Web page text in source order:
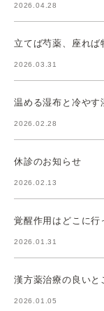
2026.04.28
立てば芍薬、座れ
2026.03.31
温める湿布と冷やす
2026.02.28
休診のお知らせ
2026.02.13
覚醒作用はどこに行
2026.01.31
漢方薬治療の良いと
2026.01.05